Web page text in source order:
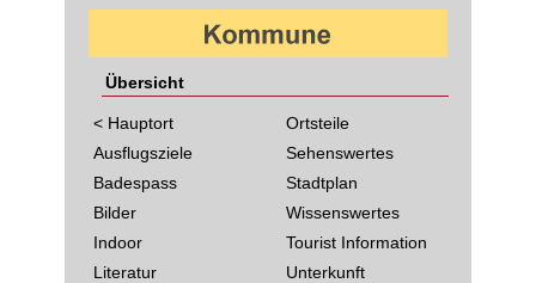
Übersicht
< Hauptort
Ausflugsziele
Badespass
Bilder
Indoor
Literatur
Ortsteile
Sehenswertes
Stadtplan
Wissenswertes
Tourist Information
Unterkunft